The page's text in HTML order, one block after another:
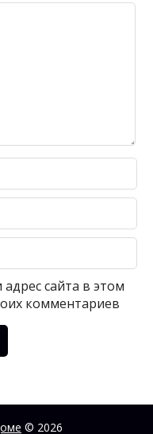
сайта в этом
комментариев
© 2026